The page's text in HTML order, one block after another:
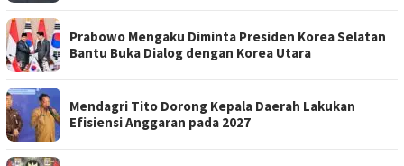
Prabowo Mengaku Diminta Presiden Korea Selatan
Bantu Buka Dialog dengan Korea Utara
Mendagri Tito Dorong Kepala Daerah Lakukan
Efisiensi Anggaran pada 2027